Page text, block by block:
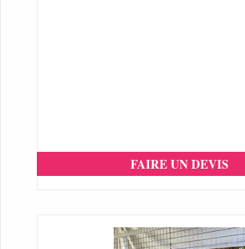
FAIRE UN DEVIS